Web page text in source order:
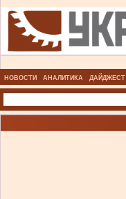
НОВОСТИ АНАЛИТИКА ДАЙДЖЕСТ